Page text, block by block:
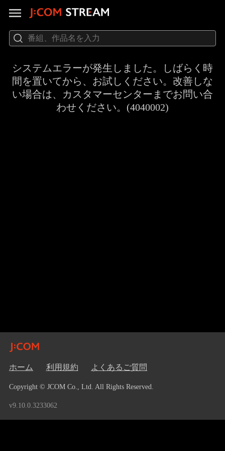
システムエラーが発生しました。しばらく時
間を置いてから、お試しください。改善しな
い場合は、カスタマーセンターまでお問い合
わせください。(4040002)
ホーム 利用規約 よくあるご質問
Copyright © JCOM Co., Ltd. All Rights Reserved.
v9.10.0.3233062